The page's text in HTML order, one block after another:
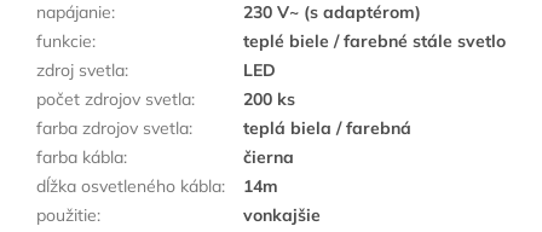
napájanie:
230 V~ (s adaptérom)
funkcie:
teplé biele / farebné stále svetlo
zdroj svetla:
LED
počet zdrojov svetla:
200 ks
farba zdrojov svetla:
teplá biela / farebná
farba kábla:
čierna
dĺžka osvetleného kábla:
14m
použitie:
vonkajšie